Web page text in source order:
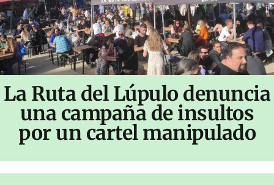
La Ruta del Lúpulo denuncia
una campaña de insultos
por un cartel manipulado